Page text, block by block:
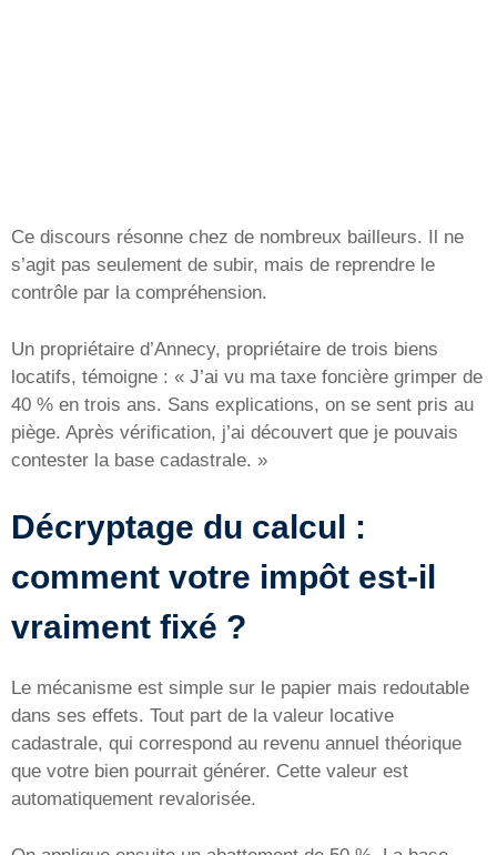
Ce discours résonne chez de nombreux bailleurs. Il ne
s’agit pas seulement de subir, mais de reprendre le
contrôle par la compréhension.
Un propriétaire d’Annecy, propriétaire de trois biens
locatifs, témoigne : « J’ai vu ma taxe foncière grimper de
40 % en trois ans. Sans explications, on se sent pris au
piège. Après vérification, j’ai découvert que je pouvais
contester la base cadastrale. »
Décryptage du calcul :
comment votre impôt est-il
vraiment fixé ?
Le mécanisme est simple sur le papier mais redoutable
dans ses effets. Tout part de la valeur locative
cadastrale, qui correspond au revenu annuel théorique
que votre bien pourrait générer. Cette valeur est
automatiquement revalorisée.